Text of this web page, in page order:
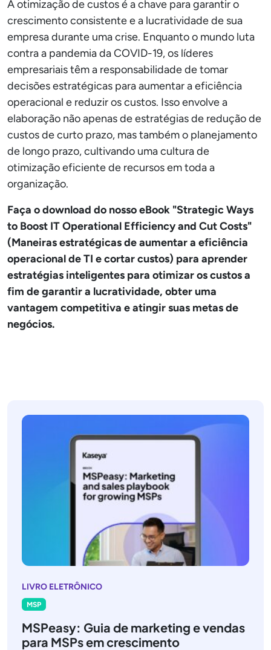
A otimização de custos é a chave para garantir o
crescimento consistente e a lucratividade de sua
empresa durante uma crise. Enquanto o mundo luta
contra a pandemia da COVID-19, os líderes
empresariais têm a responsabilidade de tomar
decisões estratégicas para aumentar a eficiência
operacional e reduzir os custos. Isso envolve a
elaboração não apenas de estratégias de redução de
custos de curto prazo, mas também o planejamento
de longo prazo, cultivando uma cultura de
otimização eficiente de recursos em toda a
organização.
Faça o download do nosso eBook "Strategic Ways
to Boost IT Operational Efficiency and Cut Costs"
(Maneiras estratégicas de aumentar a eficiência
operacional de TI e cortar custos) para aprender
estratégias inteligentes para otimizar os custos a
fim de garantir a lucratividade, obter uma
vantagem competitiva e atingir suas metas de
negócios.
LIVRO ELETRÔNICO
MSP
MSPeasy: Guia de marketing e vendas
para MSPs em crescimento